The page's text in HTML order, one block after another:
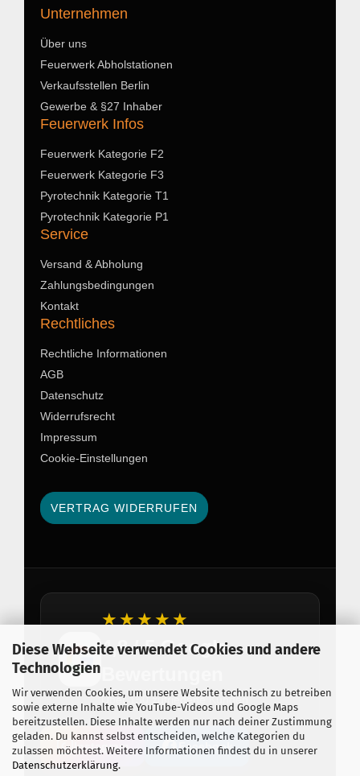
Diese Webseite verwendet Cookies und andere
Technologien
Wir verwenden Cookies, um unsere Website technisch zu betreiben
sowie externe Inhalte wie YouTube-Videos und Google Maps
bereitzustellen. Diese Inhalte werden nur nach deiner Zustimmung
geladen. Du kannst selbst entscheiden, welche Kategorien du
zulassen möchtest. Weitere Informationen findest du in unserer
Datenschutzerklärung.
Unternehmen
Über uns
Feuerwerk Abholstationen
Verkaufsstellen Berlin
Gewerbe & §27 Inhaber
Feuerwerk Infos
Feuerwerk Kategorie F2
Feuerwerk Kategorie F3
Pyrotechnik Kategorie T1
Pyrotechnik Kategorie P1
Service
Versand & Abholung
Zahlungsbedingungen
Kontakt
Rechtliches
Rechtliche Informationen
AGB
Datenschutz
Widerrufsrecht
Impressum
Cookie-Einstellungen
VERTRAG WIDERRUFEN
★★★★★
4,8 / 5 Google
Über 150 zufriedene Kunden
Instagram Facebook